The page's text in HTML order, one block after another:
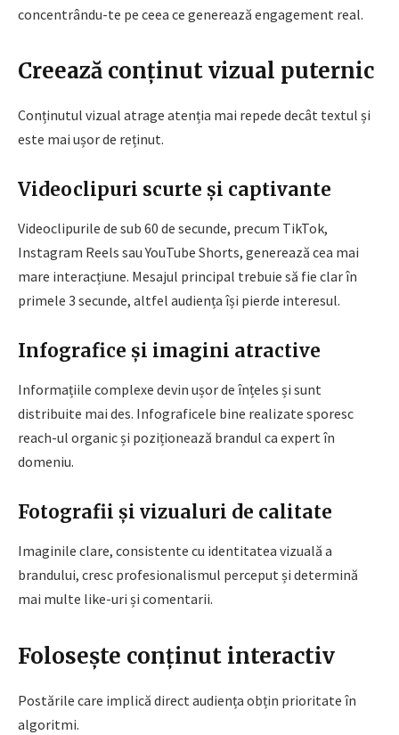
concentrându-te pe ceea ce generează engagement real.
Creează conținut vizual puternic
Conținutul vizual atrage atenția mai repede decât textul și
este mai ușor de reținut.
Videoclipuri scurte și captivante
Videoclipurile de sub 60 de secunde, precum TikTok,
Instagram Reels sau YouTube Shorts, generează cea mai
mare interacțiune. Mesajul principal trebuie să fie clar în
primele 3 secunde, altfel audiența își pierde interesul.
Infografice și imagini atractive
Informațiile complexe devin ușor de înțeles și sunt
distribuite mai des. Infograficele bine realizate sporesc
reach-ul organic și poziționează brandul ca expert în
domeniu.
Fotografii și vizualuri de calitate
Imaginile clare, consistente cu identitatea vizuală a
brandului, cresc profesionalismul perceput și determină
mai multe like-uri și comentarii.
Folosește conținut interactiv
Postările care implică direct audiența obțin prioritate în
algoritmi.